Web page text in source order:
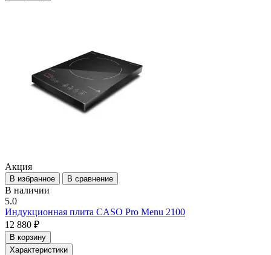
Акция
В избранное В сравнение
В наличии
5.0
Индукционная плита CASO Pro Menu 2100
12 880 ₽
В корзину
Характеристики